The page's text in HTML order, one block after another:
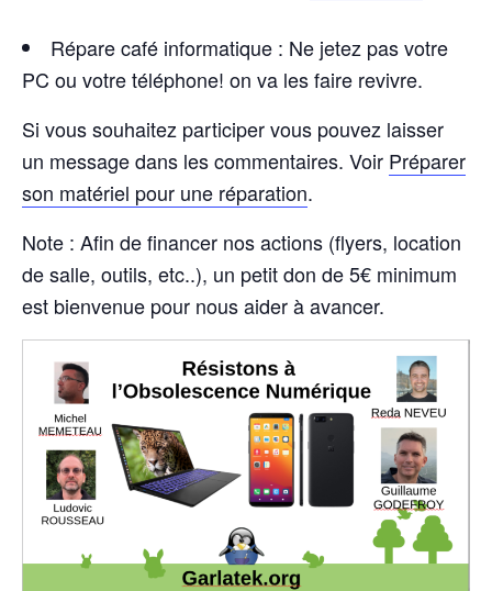
Répare café informatique : Ne jetez pas votre
PC ou votre téléphone! on va les faire revivre.
Si vous souhaitez participer vous pouvez laisser
un message dans les commentaires. Voir Préparer
son matériel pour une réparation.
Note : Afin de financer nos actions (flyers, location
de salle, outils, etc..), un petit don de 5€ minimum
est bienvenue pour nous aider à avancer.